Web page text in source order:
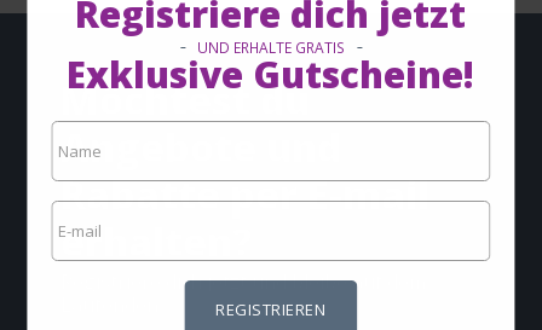
Registriere dich jetzt
UND ERHALTE GRATIS
Exklusive Gutscheine!
REGISTRIEREN
Möchtest du
Angebote und
Rabatte per E-mail
erhalten?
Registriere dich jetzt und bleibe auf dem